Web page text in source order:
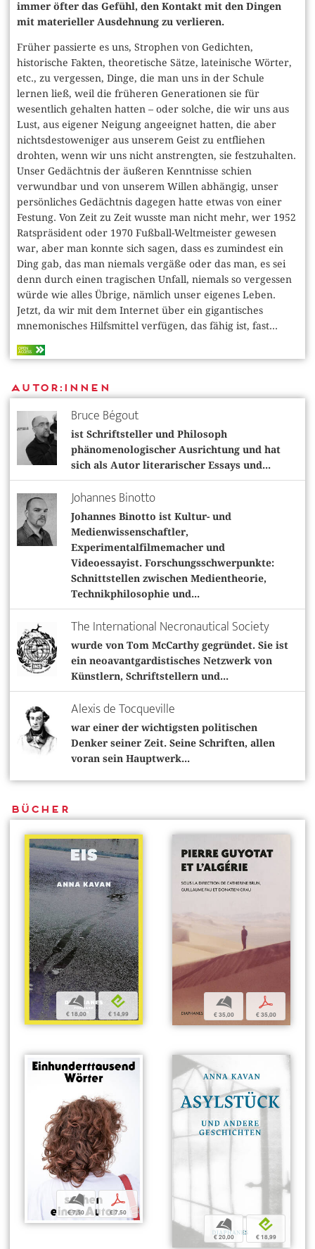
immer öfter das Gefühl, den Kontakt mit den Dingen
mit materieller Ausdehnung zu verlieren.
Früher passierte es uns, Strophen von Gedichten,
historische Fakten, theoretische Sätze, lateinische Wörter,
etc., zu vergessen, Dinge, die man uns in der Schule
lernen ließ, weil die früheren Generationen sie für
wesentlich gehalten hatten – oder solche, die wir uns aus
Lust, aus eigener Neigung angeeignet hatten, die aber
nichtsdestoweniger aus unserem Geist zu entfliehen
drohten, wenn wir uns nicht anstrengten, sie festzuhalten.
Unser Gedächtnis der äußeren Kenntnisse schien
verwundbar und von unserem Willen abhängig, unser
persönliches Gedächtnis dagegen hatte etwas von einer
Festung. Von Zeit zu Zeit wusste man nicht mehr, wer 1952
Ratspräsident oder 1970 Fußball-Weltmeister gewesen
war, aber man konnte sich sagen, dass es zumindest ein
Ding gab, das man niemals vergäße oder das man, es sei
denn durch einen tragischen Unfall, niemals so vergessen
würde wie alles Übrige, nämlich unser eigenes Leben.
Jetzt, da wir mit dem Internet über ein gigantisches
mnemonisches Hilfsmittel verfügen, das fähig ist, fast...
OPEN
ACCESS
Autor:innen
Bruce Bégout
ist Schriftsteller und Philosoph
phänomenologischer Ausrichtung und hat
sich als Autor literarischer Essays und...
Johannes Binotto
Johannes Binotto ist Kultur- und
Medienwissenschaftler,
Experimentalfilmemacher und
Videoessayist. Forschungsschwerpunkte:
Schnittstellen zwischen Medientheorie,
Technikphilosophie und...
The International Necronautical Society
wurde von Tom McCarthy gegründet. Sie ist
ein neoavantgardistisches Netzwerk von
Künstlern, Schriftstellern und...
Alexis de Tocqueville
war einer der wichtigsten politischen
Denker seiner Zeit. Seine Schriften, allen
voran sein Hauptwerk...
Bücher
b
€ 18,00
e
€ 14,99
b
€ 35,00
p
€ 35,00
b
€ 7,50
p
€ 7,50
b
€ 20,00
e
€ 18,99